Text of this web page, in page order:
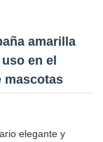
amarilla
en el
mascotas
elegante y